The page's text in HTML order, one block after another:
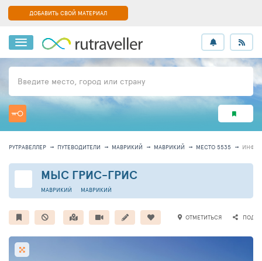
ДОБАВИТЬ СВОЙ МАТЕРИАЛ
Введите место, город или страну
РУТРАВЕЛЛЕР ПУТЕВОДИТЕЛИ МАВРИКИЙ МАВРИКИЙ МЕСТО 5535
МЫС ГРИС-ГРИС
МАВРИКИЙ
МАВРИКИЙ
ОТМЕТИТЬСЯ